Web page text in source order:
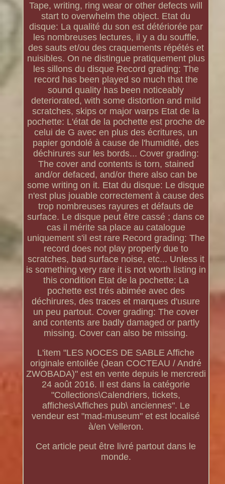
Tape, writing, ring wear or other defects will
start to overwhelm the object. Etat du
disque: La qualité du son est détériorée par
les nombreuses lectures, il y a du souffle,
des sauts et/ou des craquements répétés et
nuisibles. On ne distingue pratiquement plus
les sillons du disque Record grading: The
record has been played so much that the
sound quality has been noticeably
deteriorated, with some distortion and mild
scratches, skips or major warps Etat de la
pochette: L'état de la pochette est proche de
celui de G avec en plus des écritures, un
papier gondolé à cause de l'humidité, des
déchirures sur les bords... Cover grading:
The cover and contents is torn, stained
and/or defaced, and/or there also can be
some writing on it. Etat du disque: Le disque
n'est plus jouable correctement à cause des
trop nombreuses rayures et défauts de
surface. Le disque peut être cassé ; dans ce
cas il mérite sa place au catalogue
uniquement s'il est rare Record grading: The
record does not play properly due to
scratches, bad surface noise, etc... Unless it
is something very rare it is not worth listing in
this condition Etat de la pochette: La
pochette est trés abimée avec des
déchirures, des traces et marques d'usure
un peu partout. Cover grading: The cover
and contents are badly damaged or partly
missing. Cover can also be missing.
L'item "LES NOCES DE SABLE Affiche
originale entoilée (Jean COCTEAU / André
ZWOBADA)" est en vente depuis le mercredi
24 août 2016. Il est dans la catégorie
"Collections\Calendriers, tickets,
affiches\Affiches pub\ anciennes". Le
vendeur est "mad-museum" et est localisé
à/en Velleron.
Cet article peut être livré partout dans le
monde.